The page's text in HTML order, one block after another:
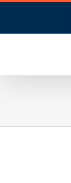
Saltar